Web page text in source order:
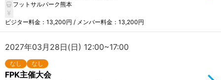
フットサルパーク熊本
ビジター料金：13,200円 / メンバー料金：13,200円
2027年03月28日(日) 12:00~17:00
なし なし
FPK主催大会